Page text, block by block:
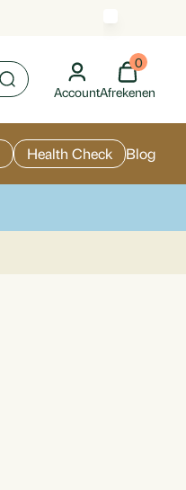
Account
0
Afrekenen
Health Check Blog